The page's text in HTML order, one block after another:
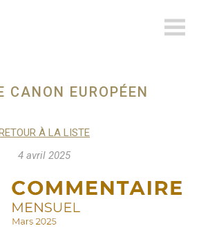
CANON EUROPÉEN
À LA LISTE
4 avril 2025